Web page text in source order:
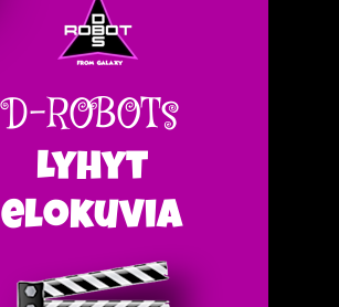
D-ROBOTs
Lyhyt
elokuvia